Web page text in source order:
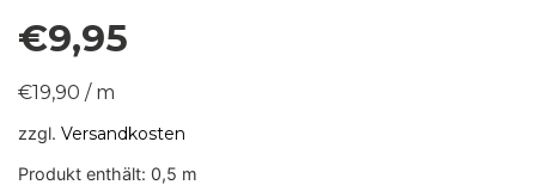
€9,95
€19,90 / m
zzgl. Versandkosten
Produkt enthält: 0,5 m